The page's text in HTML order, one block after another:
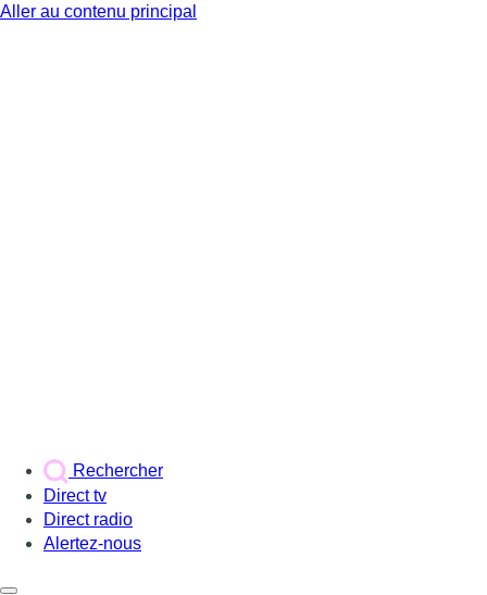
Aller au contenu principal
Rechercher
Direct tv
Direct radio
Alertez-nous